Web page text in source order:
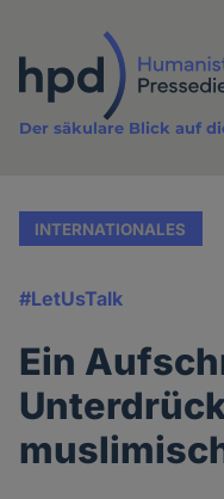
Inhalt
Der säkulare Blick auf
INTERNATIONALES
#LetUsTalk
Ein